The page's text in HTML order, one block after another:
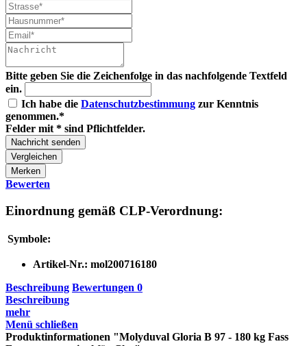
Bitte geben Sie die Zeichenfolge in das nachfolgende Textfeld
ein.
Ich habe die Datenschutzbestimmung zur Kenntnis
genommen.*
Felder mit * sind Pflichtfelder.
Nachricht senden
Vergleichen
Merken
Bewerten
Einordnung gemäß CLP-Verordnung:
Symbole:
Artikel-Nr.: mol200716180
Beschreibung Bewertungen 0
Beschreibung
mehr
Menü schließen
Produktinformationen "Molyduval Gloria B 97 - 180 kg Fass